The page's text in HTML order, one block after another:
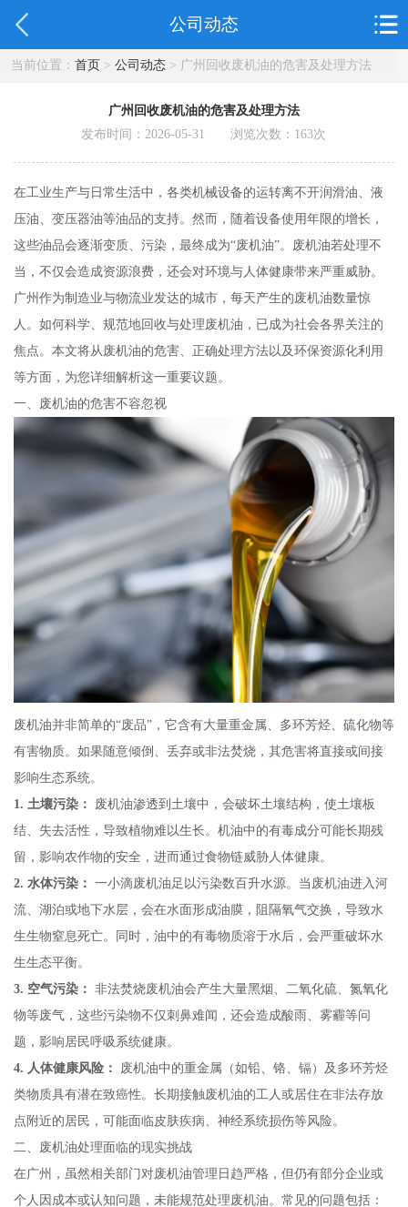
公司动态
当前位置： 首页> 公司动态> 广州回收废机油的危害及处理方法
广州回收废机油的危害及处理方法
发布时间：2026-05-31 浏览次数： 163次
在工业生产与日常生活中，各类机械设备的运转离不开润滑油、液
压油、变压器油等油品的支持。然而，随着设备使用年限的增长，
这些油品会逐渐变质、污染，最终成为“废机油”。废机油若处理不
当，不仅会造成资源浪费，还会对环境与人体健康带来严重威胁。
广州作为制造业与物流业发达的城市，每天产生的废机油数量惊
人。如何科学、规范地回收与处理废机油，已成为社会各界关注的
焦点。本文将从废机油的危害、正确处理方法以及环保资源化利用
等方面，为您详细解析这一重要议题。
一、废机油的危害不容忽视
废机油并非简单的“废品”，它含有大量重金属、多环芳烃、硫化物等
有害物质。如果随意倾倒、丢弃或非法焚烧，其危害将直接或间接
影响生态系统。
1. 土壤污染：
废机油渗透到土壤中，会破坏土壤结构，使土壤板
结、失去活性，导致植物难以生长。机油中的有毒成分可能长期残
留，影响农作物的安全，进而通过食物链威胁人体健康。
2. 水体污染： 一小滴废机油足以污染数百升水源。当废机油进入河
流、湖泊或地下水层，会在水面形成油膜，阻隔氧气交换，导致水
生生物窒息死亡。同时，油中的有毒物质溶于水后，会严重破坏水
生生态平衡。
3. 空气污染： 非法焚烧废机油会产生大量黑烟、二氧化硫、氮氧化
物等废气，这些污染物不仅刺鼻难闻，还会造成酸雨、雾霾等问
题，影响居民呼吸系统健康。
4. 人体健康风险：
废机油中的重金属（如铅、铬、镉）及多环芳烃
类物质具有潜在致癌性。长期接触废机油的工人或居住在非法存放
点附近的居民，可能面临皮肤疾病、神经系统损伤等风险。
二、废机油处理面临的现实挑战
在广州，虽然相关部门对废机油管理日趋严格，但仍有部分企业或
个人因成本或认知问题，未能规范处理废机油。常见的问题包括：